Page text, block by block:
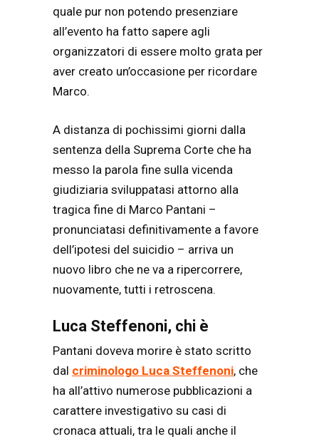
quale pur non potendo presenziare
all’evento ha fatto sapere agli
organizzatori di essere molto grata per
aver creato un’occasione per ricordare
Marco.
A distanza di pochissimi giorni dalla
sentenza della Suprema Corte che ha
messo la parola fine sulla vicenda
giudiziaria sviluppatasi attorno alla
tragica fine di Marco Pantani –
pronunciatasi definitivamente a favore
dell’ipotesi del suicidio – arriva un
nuovo libro che ne va a ripercorrere,
nuovamente, tutti i retroscena.
Luca Steffenoni, chi è
Pantani doveva morire è stato scritto
dal criminologo Luca Steffenoni, che
ha all’attivo numerose pubblicazioni a
carattere investigativo su casi di
cronaca attuali, tra le quali anche il